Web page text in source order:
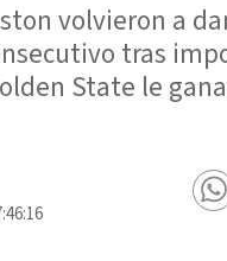
volvieron a
tras
State le